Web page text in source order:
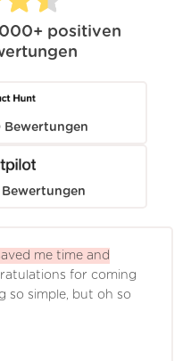
positiven
Bewertungen
Bewertungen
me time and
for coming
so simple, but oh so